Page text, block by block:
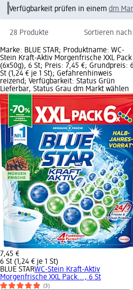
Verfügbarkeit prüfen in einem dm
28 Produkte Sortieren nach:
Marke: BLUE STAR; Produktname: WC-
Stein Kraft-Aktiv Morgenfrische XXL Pack
(6x50g), 6 St; Preis: 7,45 €; Grundpreis:
St (1,24 € je 1 St); Gefahrenhinweis
reizend; Verfügbarkeit: Status Grün
Lieferbar, Status Grau dm Markt wählen
7,45 €
6 St (1,24 € je 1 St)
BLUE STARWC-Stein Kraft-Aktiv
Morgenfrische XXL Pack..., 6 St
(3)